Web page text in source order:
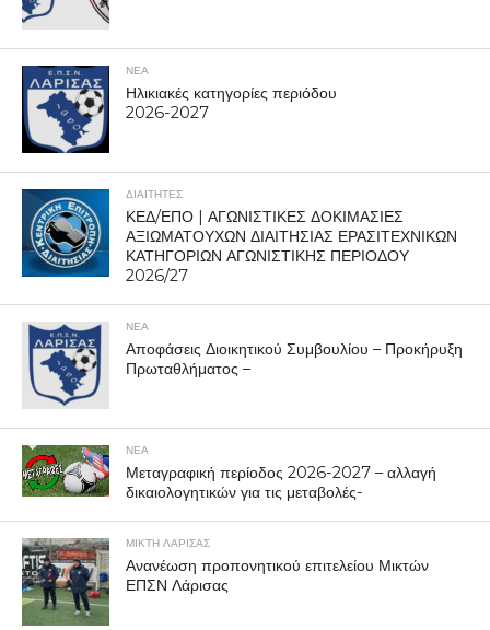
ΝΕΑ
Ηλικιακές κατηγορίες περιόδου
2026-2027
ΔΙΑΙΤΗΤΕΣ
ΚΕΔ/ΕΠΟ | ΑΓΩΝΙΣΤΙΚΕΣ ΔΟΚΙΜΑΣΙΕΣ
ΑΞΙΩΜΑΤΟΥΧΩΝ ΔΙΑΙΤΗΣΙΑΣ ΕΡΑΣΙΤΕΧΝΙΚΩΝ
ΚΑΤΗΓΟΡΙΩΝ ΑΓΩΝΙΣΤΙΚΗΣ ΠΕΡΙΟΔΟΥ
2026/27
ΝΕΑ
Αποφάσεις Διοικητικού Συμβουλίου – Προκήρυξη
Πρωταθλήματος –
ΝΕΑ
Μεταγραφική περίοδος 2026-2027 – αλλαγή
δικαιολογητικών για τις μεταβολές-
ΜΙΚΤΗ ΛΑΡΙΣΑΣ
Ανανέωση προπονητικού επιτελείου Μικτών
ΕΠΣΝ Λάρισας